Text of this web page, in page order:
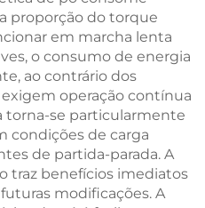
proporção do torque
em marcha lenta
o consumo de energia
ao contrário dos
operação contínua
torna-se particularmente
condições de carga
de partida-parada. A
traz benefícios imediatos
modificações. A